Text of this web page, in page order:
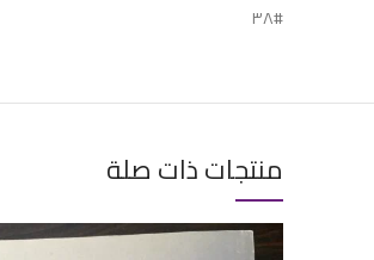
#٣٨
منتجات ذات صلة